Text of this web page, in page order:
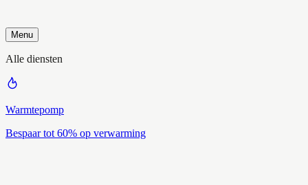
Menu
Alle diensten
Warmtepomp
Bespaar tot 60% op verwarming